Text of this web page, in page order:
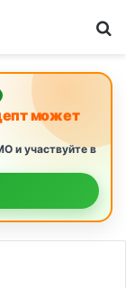
может
и участвуйте в